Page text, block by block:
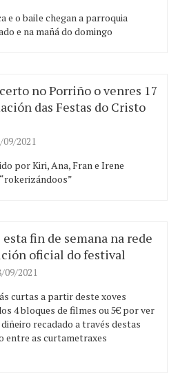
e o baile chegan a parroquia
e na mañá do domingo
no Porriño o venres 17
das Festas do Cristo
09/2021
por Kiri, Ana, Fran e Irene
fin de semana na rede
oficial do festival
09/2021
curtas a partir deste xoves
4 bloques de filmes ou 5€ por ver
recadado a través destas
entre as curtametraxes